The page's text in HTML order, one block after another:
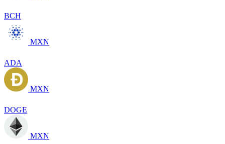
BCH
MXN
ADA
MXN
DOGE
MXN